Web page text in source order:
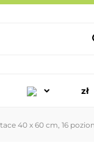
40 x 60 cm, 16